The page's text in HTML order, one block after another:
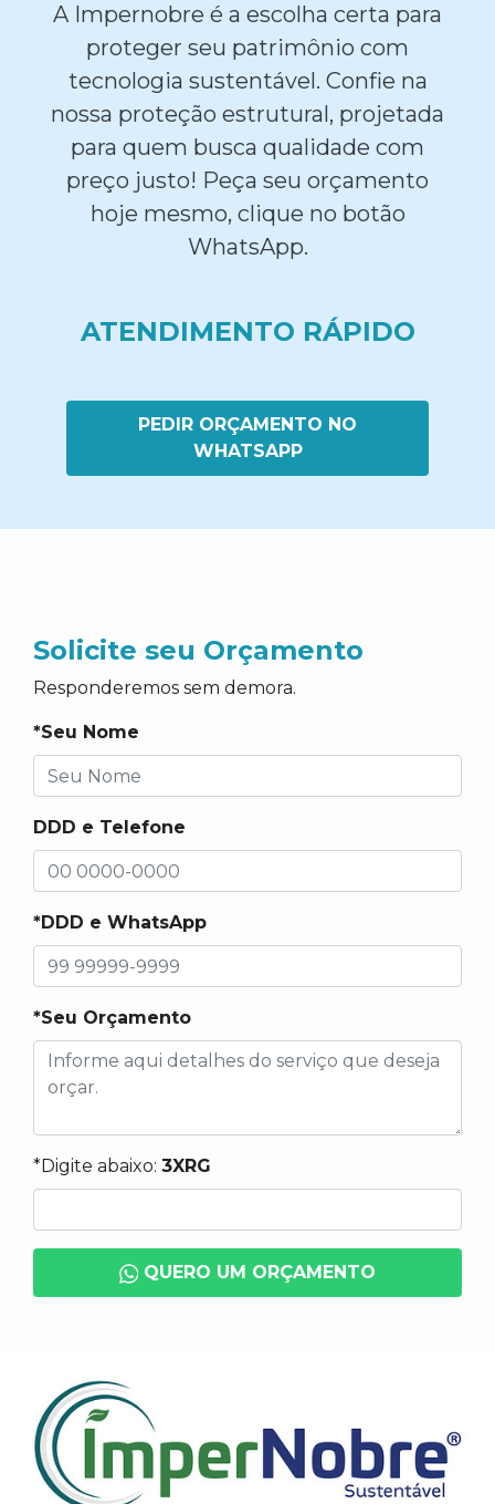
A Impernobre é a escolha certa para
proteger seu patrimônio com
tecnologia sustentável. Confie na
nossa proteção estrutural, projetada
para quem busca qualidade com
preço justo! Peça seu orçamento
hoje mesmo, clique no botão
WhatsApp.
ATENDIMENTO RÁPIDO
PEDIR ORÇAMENTO NO
WHATSAPP
Solicite seu Orçamento
Responderemos sem demora.
*Seu Nome
DDD e Telefone
*DDD e WhatsApp
*Seu Orçamento
*Digite abaixo: 3XRG
QUERO UM ORÇAMENTO